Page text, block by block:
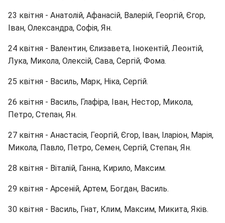
23 квітня - Анатолій, Афанасій, Валерій, Георгій, Єгор,
Іван, Олександра, Софія, Ян.
24 квітня - Валентин, Єлизавета, Інокентій, Леонтій,
Лука, Микола, Олексій, Сава, Сергій, Фома.
25 квітня - Василь, Марк, Ніка, Сергій.
26 квітня - Василь, Глафіра, Іван, Нестор, Микола,
Петро, Степан, Ян.
27 квітня - Анастасія, Георгій, Єгор, Іван, Іларіон, Марія,
Микола, Павло, Петро, Семен, Сергій, Степан, Ян.
28 квітня - Віталій, Ганна, Кирило, Максим.
29 квітня - Арсеній, Артем, Богдан, Василь.
30 квітня - Василь, Гнат, Клим, Максим, Микита, Яків.